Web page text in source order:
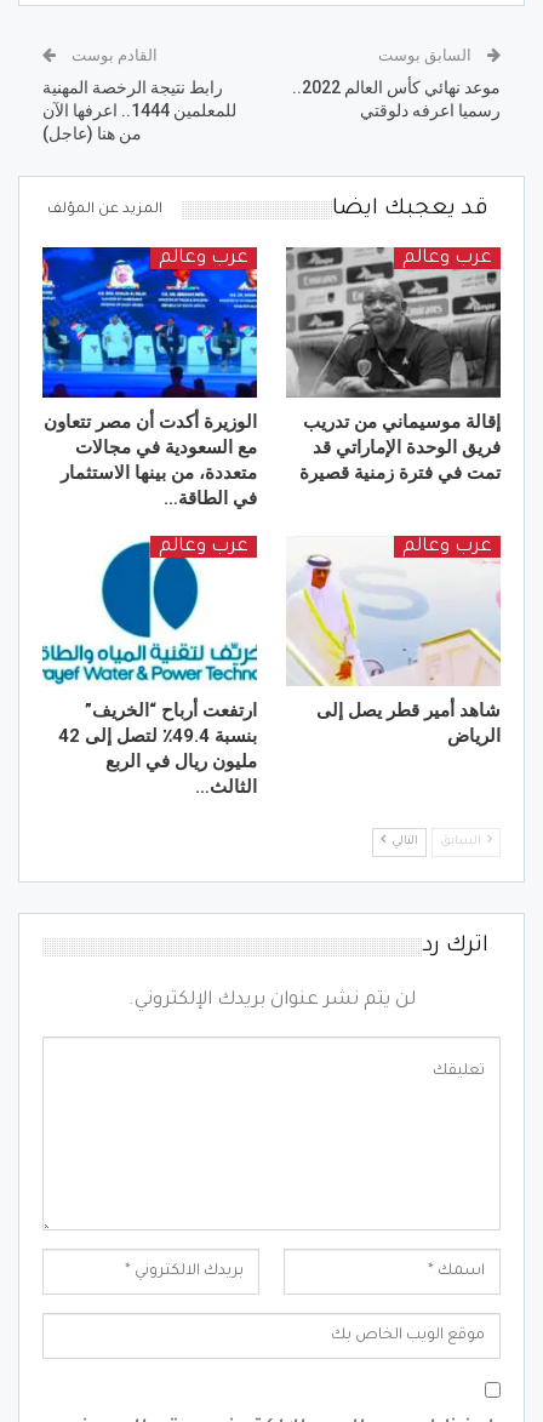
السابق بوست
موعد نهائي كأس العالم 2022..
رسميا اعرفه دلوقتي
القادم بوست
رابط نتيجة الرخصة المهنية
للمعلمين 1444.. اعرفها الآن
من هنا (عاجل)
قد يعجبك ايضا المزيد عن المؤلف
عرب وعالم
إقالة موسيماني من تدريب
فريق الوحدة الإماراتي قد
تمت في فترة زمنية قصيرة
عرب وعالم
الوزيرة أكدت أن مصر تتعاون
مع السعودية في مجالات
متعددة، من بينها الاستثمار
في الطاقة…
عرب وعالم
شاهد أمير قطر يصل إلى
الرياض
عرب وعالم
ارتفعت أرباح “الخريف”
بنسبة 49.4٪ لتصل إلى 42
مليون ريال في الربع
الثالث…
السابق التالي
اترك رد
لن يتم نشر عنوان بريدك الإلكتروني.